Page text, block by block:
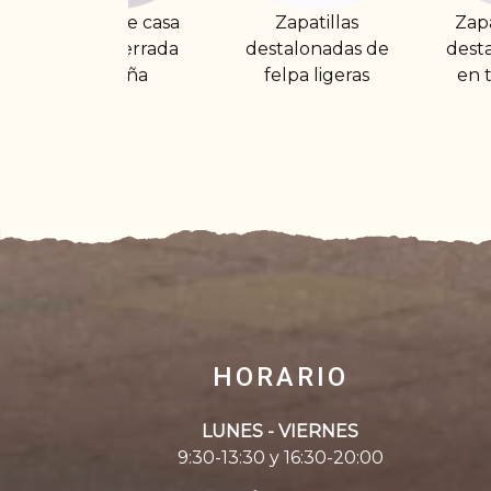
Zapatillas
destalonadas de
felpa ligeras
Zapatilla de casa
destalonada plana
en tejido poroso
HORARIO
LUNES - VIERNES
9:30-13:30 y 16:30-20:00